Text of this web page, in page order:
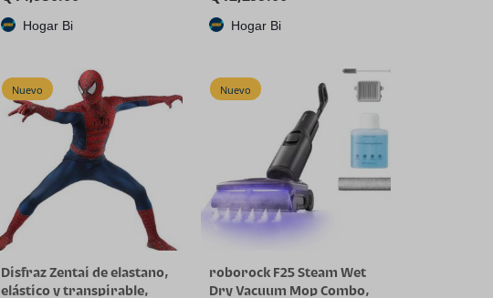
Hogar Bi Hogar Bi
Nuevo
Disfraz Zentai de elastano,
elástico y transpirable,
Nuevo
roborock F25 Steam Wet
Dry Vacuum Mop Combo,